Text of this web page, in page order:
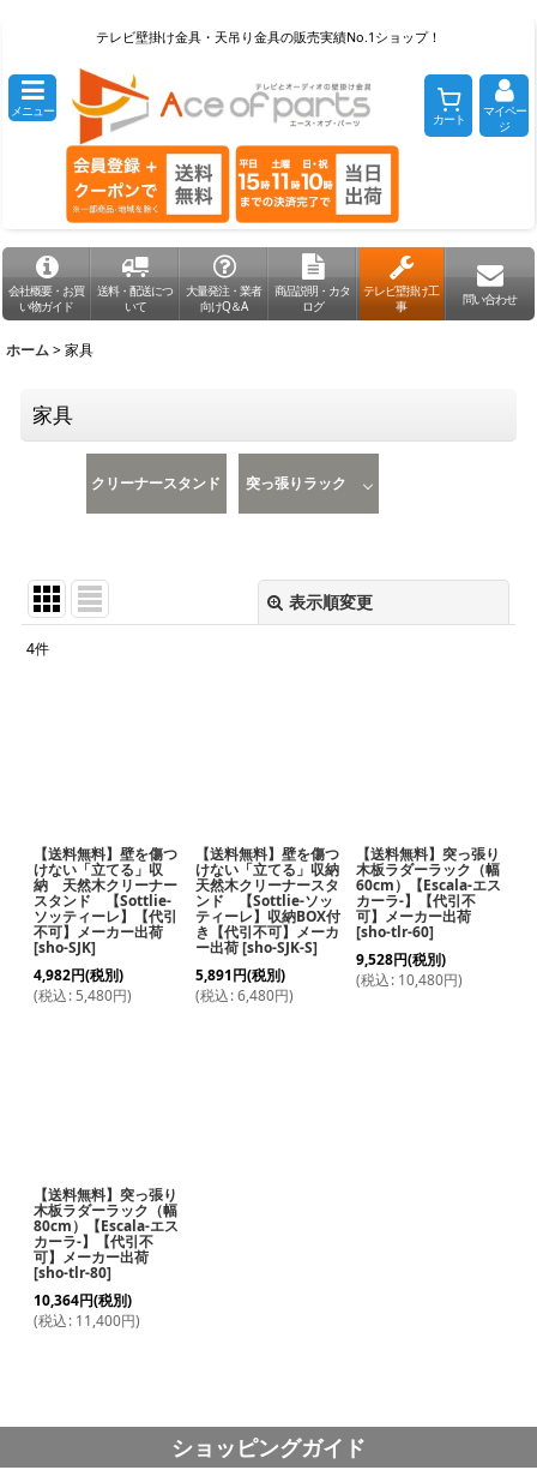
テレビ壁掛け金具・天吊り金具の販売実績No.1ショップ！
メニュー カート
マイペー
ジ
会社概要・お買
い物ガイド
送料・配送につ
いて
大量発注・業者
向けQ＆A
商品説明・カタ
ログ
テレビ壁掛け工
事
問い合わせ
ホーム >家具
家具
クリーナースタンド 突っ張りラック
表示順変更
絞り込む
4件
【送料無料】壁を傷つ
けない「立てる」収
納 天然木クリーナー
スタンド 【Sottlie-
ソッティーレ】【代引
不可】メーカー出荷
[sho-SJK]
4,982円(税別)
(税込: 5,480円)
【送料無料】壁を傷つ
けない「立てる」収納
天然木クリーナースタ
ンド 【Sottlie-ソッ
ティーレ】収納BOX付
き【代引不可】メーカ
ー出荷 [sho-SJK-S]
5,891円(税別)
(税込: 6,480円)
【送料無料】突っ張り
木板ラダーラック（幅
60cm）【Escala-エス
カーラ-】【代引不
可】メーカー出荷
[sho-tlr-60]
9,528円(税別)
(税込: 10,480円)
【送料無料】突っ張り
木板ラダーラック（幅
80cm）【Escala-エス
カーラ-】【代引不
可】メーカー出荷
[sho-tlr-80]
10,364円(税別)
(税込: 11,400円)
ショッピングガイド